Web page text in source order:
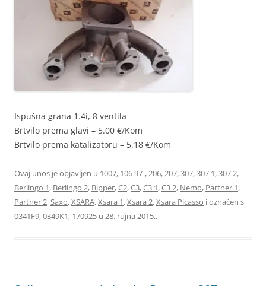
Ispušna grana 1.4i, 8 ventila
Brtvilo prema glavi – 5.00 €/Kom
Brtvilo prema katalizatoru – 5.18 €/Kom
Ovaj unos je objavljen u 1007, 106 97-,206,207,307,307 1,307 2,
Berlingo 1, Berlingo 2, Bipper,C2,C3,C3 1,C3 2, Nemo, Partner 1,
Partner 2,Saxo,XSARA,Xsara 1,Xsara 2,Xsara Picasso i označen s
0341F9,0349K1, 170925 u 28. rujna 2015..